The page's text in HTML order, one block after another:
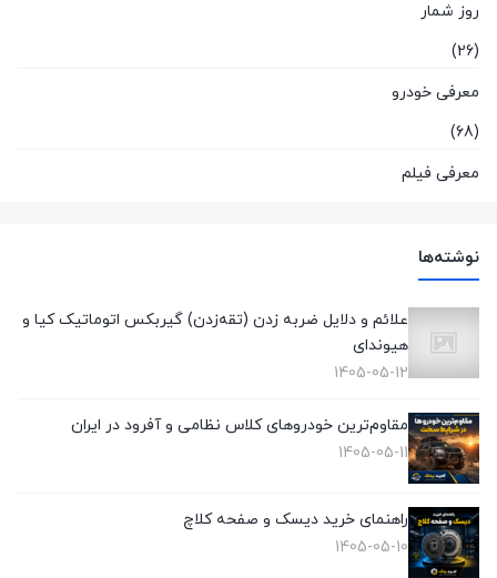
روز شمار
(26)
معرفی خودرو
(68)
معرفی فیلم
نوشته‌ها
علائم و دلایل ضربه زدن (تقه‌زدن) گیربکس اتوماتیک کیا و
هیوندای
1405-05-12
مقاوم‌ترین خودروهای کلاس نظامی و آفرود در ایران
1405-05-11
راهنمای خرید دیسک و صفحه کلاچ
1405-05-10